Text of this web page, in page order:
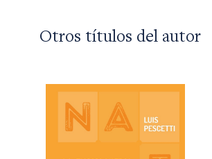
Otros títulos del autor